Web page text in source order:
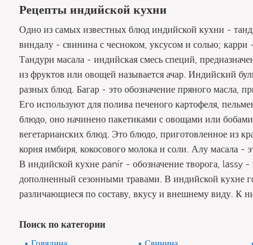
Рецепты индийской кухни
Одно из самых известных блюд индийской кухни -
виндалу - свинина с чесноком, уксусом и солью; карри
Тандури масала - индийская смесь специй,
из фруктов или овощей называется ачар. Индийский
разных блюд. Багар - это обозначение пряного масла,
Его используют для полива печеного картофеля,
блюдо, оно начинено пакетиками с овощами или
вегетарианских блюд. Это блюдо, приготовленное из
корня имбиря, кокосового молока и соли. Алу масала -
В индийской кухне panír - обозначение творога, lassy
дополненный сезонными травами. В индийской кухне
различающиеся по составу, вкусу и внешнему виду. К
Поиск по категории